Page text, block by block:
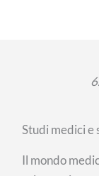
Studi medici e
Il mondo